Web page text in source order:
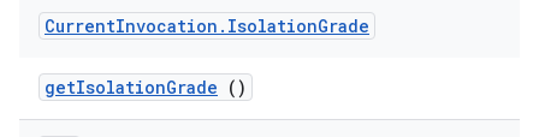
CurrentInvocation . IsolationGrade
getIsolationGrade ()